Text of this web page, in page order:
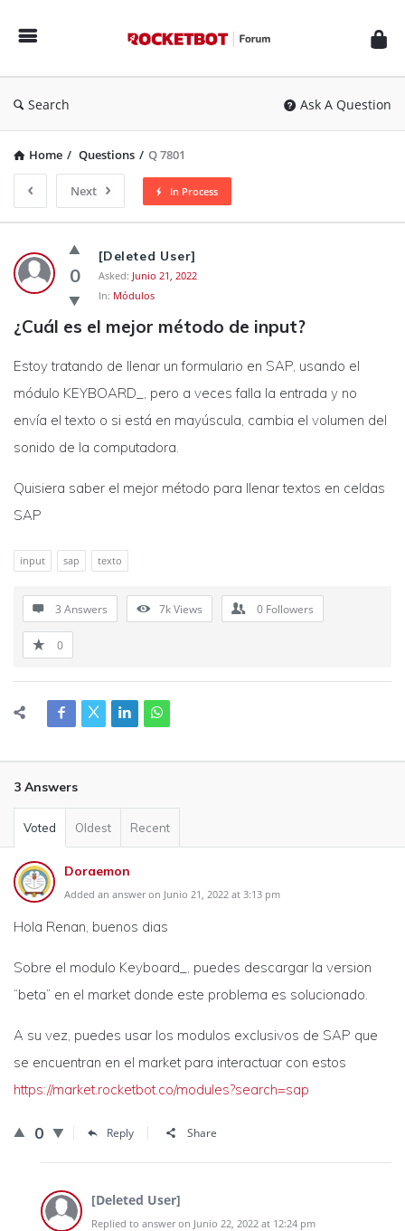
Forum
Search Ask A Question
Home / Questions / Q 7801
Next In Process
Rocketbot
Forum
Latest
Questions
0
[Deleted User]
Asked: Junio 21, 2022
In: Módulos
¿Cuál es el mejor método de input?
Estoy tratando de llenar un formulario en SAP, usando el
módulo KEYBOARD_, pero a veces falla la entrada y no
envía el texto o si está en mayúscula, cambia el volumen del
sonido de la computadora.
Quisiera saber el mejor método para llenar textos en celdas
SAP
input sap texto
3 Answers 7kViews 0 Followers
0
3 Answers
Voted Oldest Recent
Doraemon
Added an answer on Junio 21, 2022 at 3:13 pm
Hola Renan, buenos dias
Sobre el modulo Keyboard_, puedes descargar la version
“beta” en el market donde este problema es solucionado.
A su vez, puedes usar los modulos exclusivos de SAP que
se encuentran en el market para interactuar con estos
https://market.rocketbot.co/modules?search=sap
0 Reply Share
[Deleted User]
Replied to answer on Junio 22, 2022 at 12:24 pm